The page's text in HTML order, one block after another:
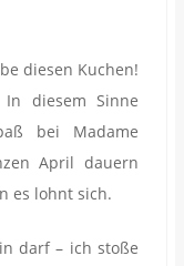
diesen Kuchen!
diesem Sinne
bei Madame
April dauern
es lohnt sich.
darf – ich stoße